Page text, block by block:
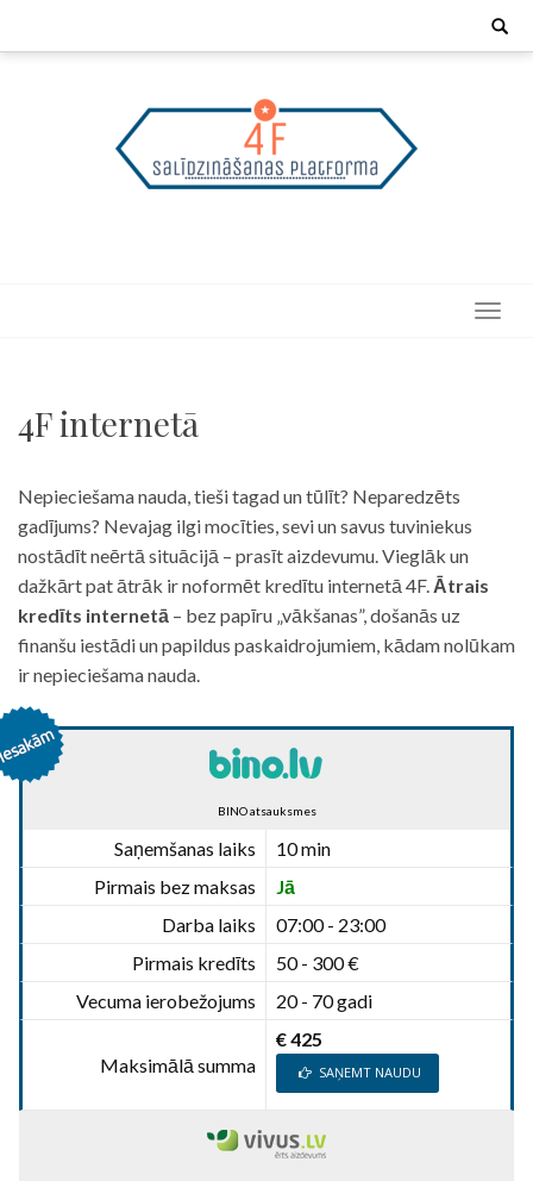
Search
4F internetā
Nepieciešama nauda, tieši tagad un tūlīt? Neparedzēts
gadījums? Nevajag ilgi mocīties, sevi un savus tuviniekus
nostādīt neērtā situācijā – prasīt aizdevumu. Vieglāk un
dažkārt pat ātrāk ir noformēt kredītu internetā 4F. Ātrais
kredīts internetā – bez papīru „vākšanas”, došanās uz
finanšu iestādi un papildus paskaidrojumiem, kādam nolūkam
ir nepieciešama nauda.
BINO atsauksmes
Saņemšanas laiks
10 min
Pirmais bez maksas
Jā
Darba laiks
07:00 - 23:00
Pirmais kredīts
50 - 300 €
Vecuma ierobežojums
20 - 70 gadi
Maksimālā summa
€ 425
SAŅEMT NAUDU